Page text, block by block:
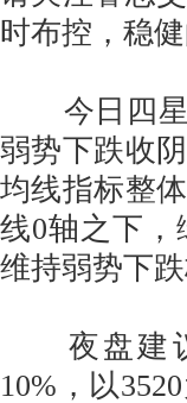
时布控，稳
今日四星
弱势下跌收
均线指标整
线0轴之下，
维持弱势下跌
夜盘建议
10%，以